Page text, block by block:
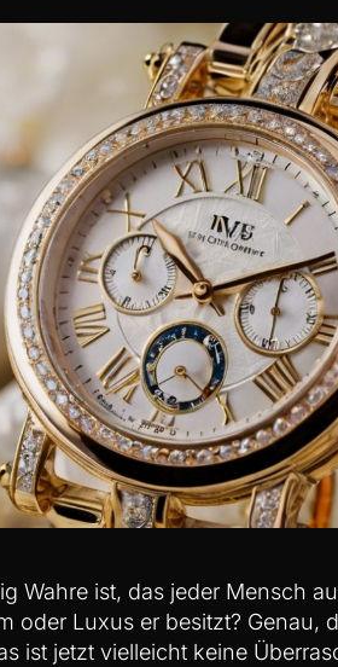
Wahre ist, das jeder Mensch
oder Luxus er besitzt? Genau,
ist jetzt vielleicht keine